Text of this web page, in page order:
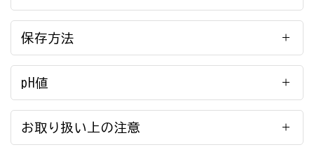
保存方法
pH値
お取り扱い上の注意